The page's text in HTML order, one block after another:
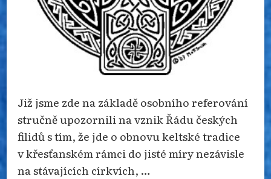
Již jsme zde na základě osobního referování
stručně upozornili na vznik Řádu českých
filidů s tím, že jde o obnovu keltské tradice
v křesťanském rámci do jisté míry nezávisle
na stávajících církvích, …